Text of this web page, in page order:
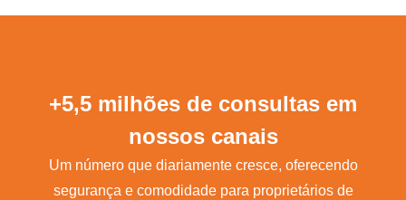
+5,5 milhões de consultas em
nossos canais
Um número que diariamente cresce, oferecendo
segurança e comodidade para proprietários de